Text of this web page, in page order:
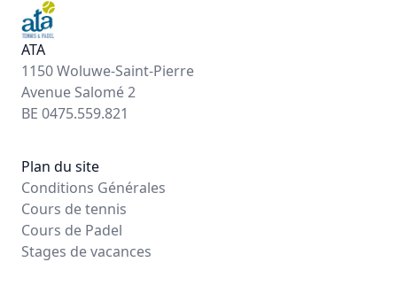
ATA
1150 Woluwe-Saint-Pierre
Avenue Salomé 2
BE 0475.559.821
Plan du site
Conditions Générales
Cours de tennis
Cours de Padel
Stages de vacances